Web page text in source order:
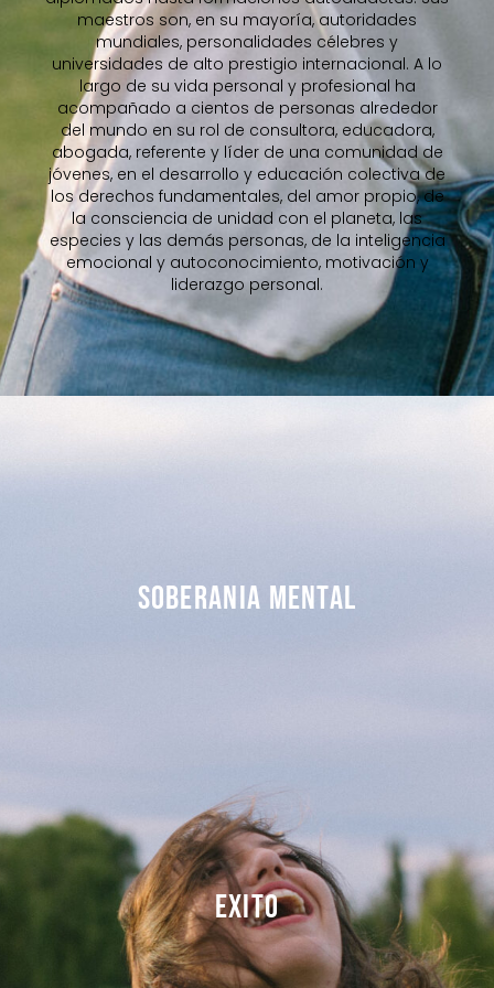
maestros son, en su mayoría, autoridades
mundiales, personalidades célebres y
universidades de alto prestigio internacional. A lo
largo de su vida personal y profesional ha
acompañado a cientos de personas alrededor
del mundo en su rol de consultora, educadora,
abogada, referente y líder de una comunidad de
jóvenes, en el desarrollo y educación colectiva de
los derechos fundamentales, del amor propio, de
la consciencia de unidad con el planeta, las
especies y las demás personas, de la inteligencia
emocional y autoconocimiento, motivación y
liderazgo personal.
soberania mental
hemos nacido par superrealismos nuestras
limitaciones imaginarias, somos y debemos
reclamar nuestro techo a cree soberanos de
nuestra mente
exito